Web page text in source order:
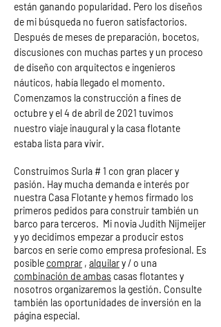
están ganando popularidad. Pero los diseños
de mi búsqueda no fueron satisfactorios.
Después de meses de preparación, bocetos,
discusiones con muchas partes y un proceso
de diseño con arquitectos e ingenieros
náuticos, había llegado el momento.
Comenzamos la construcción a fines de
octubre y el 4 de abril de 2021 tuvimos
nuestro viaje inaugural y la casa flotante
estaba lista para vivir.
Construimos Surla # 1 con gran placer y
pasión. Hay mucha demanda e interés por
nuestra Casa Flotante y hemos firmado los
primeros pedidos para construir también un
barco para terceros. Mi novia Judith Nijmeijer
y yo decidimos empezar a producir estos
barcos en serie como empresa profesional. Es
posible comprar , alquilary / o una
combinación de ambas casas flotantes y
nosotros organizaremos la gestión. Consulte
también las oportunidades de inversión en la
página especial.